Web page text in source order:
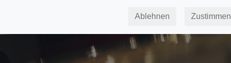
Ablehnen Zustimmen